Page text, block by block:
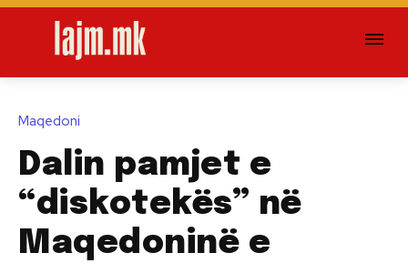
Maqedoni
Dalin pamjet e
“diskotekës” në
Maqedoninë e